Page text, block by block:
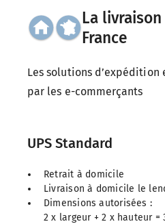
La
France
Les solutions
par les e-commerçants
UPS Standard
Retrait à domicile
Livraison à domicile le
Dimensions autorisées :
2 x largeur + 2 x hauteur =